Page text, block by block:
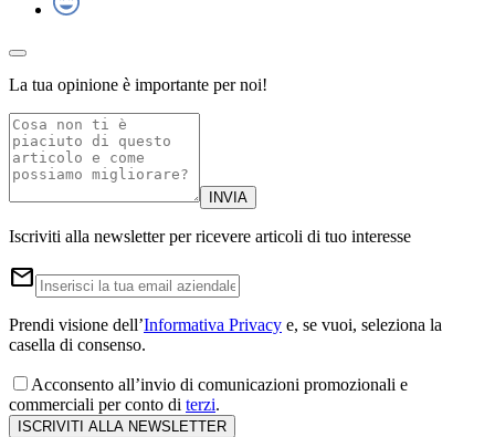
La tua opinione è importante per noi!
INVIA
Iscriviti alla newsletter per ricevere articoli di tuo interesse
email
Prendi visione dell’Informativa Privacy e, se vuoi, seleziona la
casella di consenso.
Acconsento all’invio di comunicazioni promozionali e
commerciali per conto di terzi.
ISCRIVITI ALLA NEWSLETTER